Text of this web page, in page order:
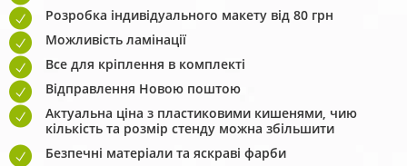
Розробка індивідуального макету від 80 грн
Можливість ламінації
Все для кріплення в комплекті
Відправлення Новою поштою
Актуальна ціна з пластиковими кишенями, чию
кількість та розмір стенду можна збільшити
Безпечні матеріали та яскраві фарби